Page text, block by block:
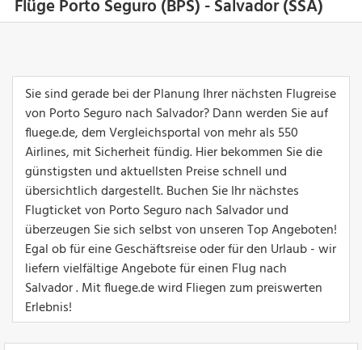
Flüge Porto Seguro (BPS) - Salvador (SSA)
Sie sind gerade bei der Planung Ihrer nächsten Flugreise
von Porto Seguro nach Salvador? Dann werden Sie auf
fluege.de, dem Vergleichsportal von mehr als 550
Airlines, mit Sicherheit fündig. Hier bekommen Sie die
günstigsten und aktuellsten Preise schnell und
übersichtlich dargestellt. Buchen Sie Ihr nächstes
Flugticket von Porto Seguro nach Salvador und
überzeugen Sie sich selbst von unseren Top Angeboten!
Egal ob für eine Geschäftsreise oder für den Urlaub - wir
liefern vielfältige Angebote für einen Flug nach
Salvador . Mit fluege.de wird Fliegen zum preiswerten
Erlebnis!